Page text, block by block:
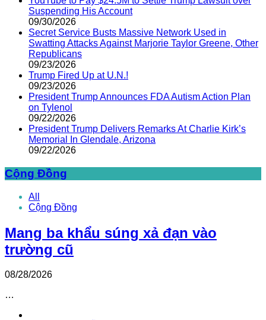
Suspending His Account
09/30/2026
Secret Service Busts Massive Network Used in
Swatting Attacks Against Marjorie Taylor Greene, Other
Republicans
09/23/2026
Trump Fired Up at U.N.!
09/23/2026
President Trump Announces FDA Autism Action Plan
on Tylenol
09/22/2026
President Trump Delivers Remarks At Charlie Kirk’s
Memorial In Glendale, Arizona
09/22/2026
Cộng Đồng
All
Cộng Đồng
Mang ba khẩu súng xả đạn vào
trường cũ
08/28/2026
…